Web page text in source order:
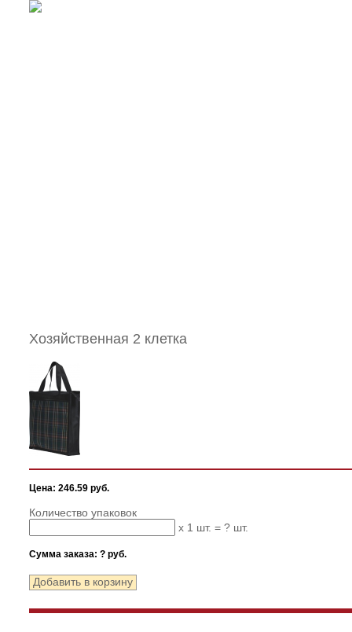
Хозяйственная 2 клетка
Цена: 246.59 руб.
Количество упаковок
x 1 шт. = ? шт.
Сумма заказа: ? руб.